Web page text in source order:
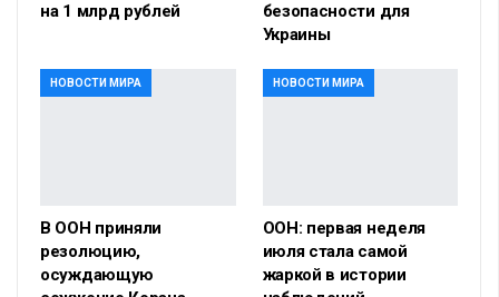
на 1 млрд рублей
безопасности для
Украины
НОВОСТИ МИРА
В ООН приняли
резолюцию,
осуждающую
НОВОСТИ МИРА
ООН: первая неделя
июля стала самой
жаркой в истории